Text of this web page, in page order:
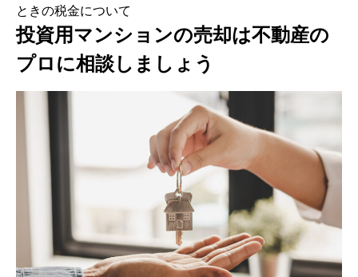
ときの税金について
投資用マンションの売却は不動産の
プロに相談しましょう